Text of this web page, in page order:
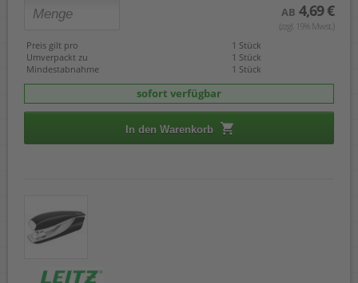
AB 4,69 €
(zzgl. 19% Mwst.)
Preis gilt pro
1 Stück
Umverpackt zu
1 Stück
Mindestabnahme
1 Stück
sofort verfügbar
In den Warenkorb